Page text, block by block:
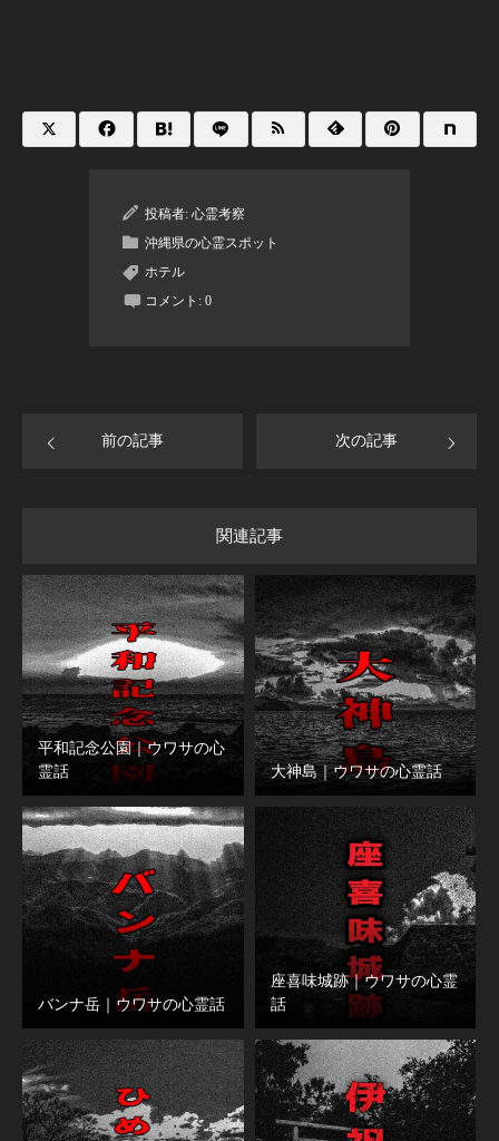
投稿者: 心霊考察
沖縄県の心霊スポット
ホテル
コメント: 0
前の記事 次の記事
関連記事
平和記念公園｜ウワサの心
霊話
大神島｜ウワサの心霊話
バンナ岳｜ウワサの心霊話
座喜味城跡｜ウワサの心霊
話